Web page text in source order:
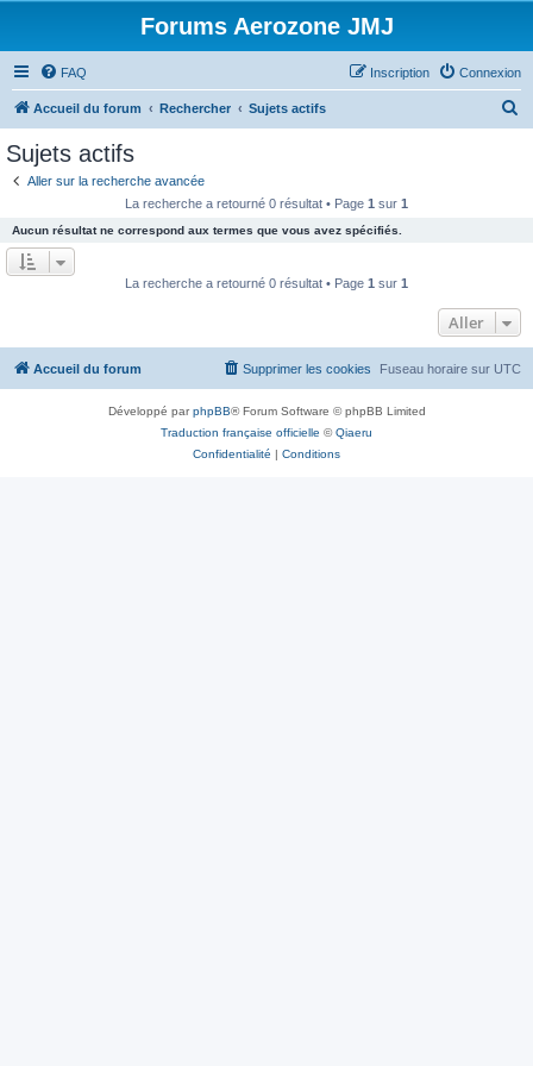
Forums Aerozone JMJ
FAQ Connexion
Inscription
Accueil du forum Rechercher Sujets actifs
e
Sujets actifs
Aller sur la recherche avancée
La recherche a retourné 0 résultat • Page 1 sur 1
Aucun résultat ne correspond aux termes que vous avez spécifiés.
La recherche a retourné 0 résultat • Page 1 sur 1
Aller
Accueil du forum Fuseau horaire sur UTC
Supprimer les cookies
Développé parphpBB® Forum Software © phpBB Limited
Traduction française officielle ©Qiaeru
Confidentialité | Conditions